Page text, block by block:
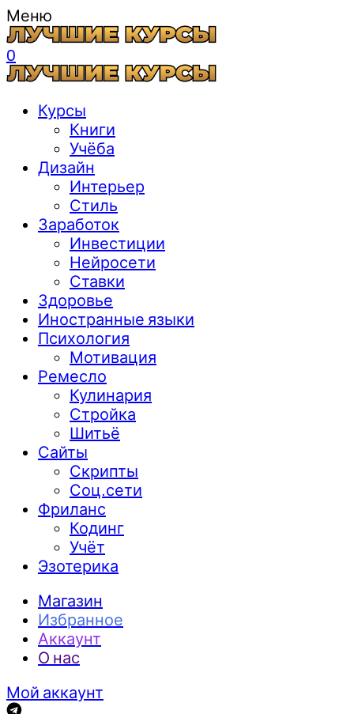
Меню
0
Курсы
Книги
Учёба
Дизайн
Интерьер
Стиль
Заработок
Инвестиции
Нейросети
Ставки
Здоровье
Иностранные языки
Психология
Мотивация
Ремесло
Кулинария
Стройка
Шитьё
Сайты
Скрипты
Соц.сети
Фриланс
Кодинг
Учёт
Эзотерика
Магазин
Избранное
Аккаунт
О нас
Мой аккаунт